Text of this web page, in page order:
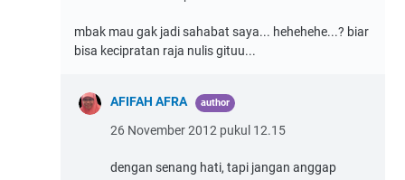
mbak mau gak jadi sahabat saya... hehehehe...? biar
bisa kecipratan raja nulis gituu...
AFIFAH AFRA
26 November 2012 pukul 12.15
dengan senang hati, tapi jangan anggap